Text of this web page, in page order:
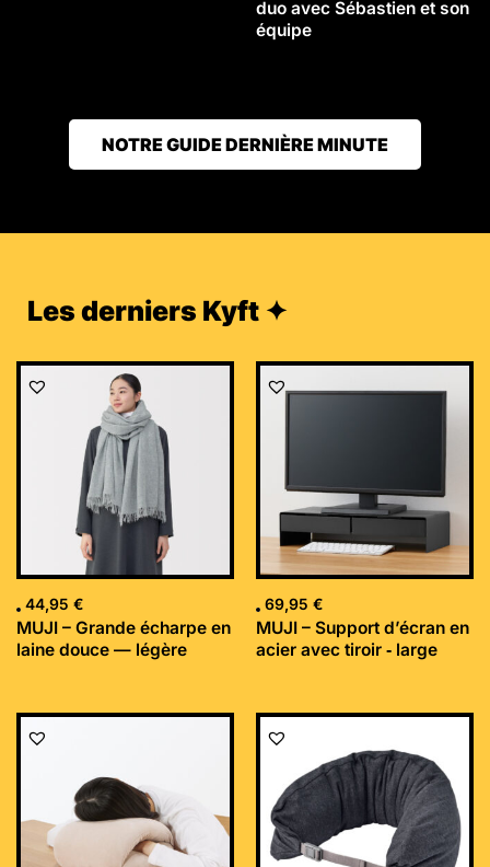
duo avec Sébastien et son
équipe
NOTRE GUIDE DERNIÈRE MINUTE
Les derniers Kyft ✦
44,95 €
MUJI – Grande écharpe en
laine douce — légère
69,95 €
MUJI – Support d’écran en
acier avec tiroir ‐ large